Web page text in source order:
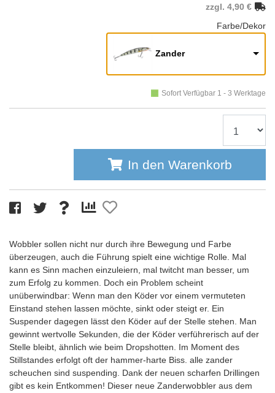
zzgl. 4,90 €
Farbe/Dekor
Zander
Sofort Verfügbar 1 - 3 Werktage
In den Warenkorb
Wobbler sollen nicht nur durch ihre Bewegung und Farbe
überzeugen, auch die Führung spielt eine wichtige Rolle. Mal
kann es Sinn machen einzuleiern, mal twitcht man besser, um
zum Erfolg zu kommen. Doch ein Problem scheint
unüberwindbar: Wenn man den Köder vor einem vermuteten
Einstand stehen lassen möchte, sinkt oder steigt er. Ein
Suspender dagegen lässt den Köder auf der Stelle stehen. Man
gewinnt wertvolle Sekunden, die der Köder verführerisch auf der
Stelle bleibt, ähnlich wie beim Dropshotten. Im Moment des
Stillstandes erfolgt oft der hammer-harte Biss. alle zander
scheuchen sind suspending. Dank der neuen scharfen Drillingen
gibt es kein Entkommen! Dieser neue Zanderwobbler aus dem